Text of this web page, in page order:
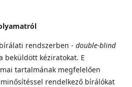
rendszerben - double-blind
beküldött kéziratokat. E
tartalmának megfelelően
rendelkező bírálókat